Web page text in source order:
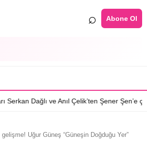
⌕ Abone Ol
Çelik’ten Şener Şen’e çağrı•Özcan Deniz:
Uğur Güneş “Güneşin Doğduğu Yer”